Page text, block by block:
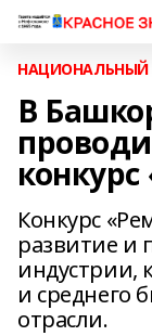
НАЦИОНАЛЬНЫЙ
В
Конкурс
развитие и
индустрии,
и среднего
отрасли.